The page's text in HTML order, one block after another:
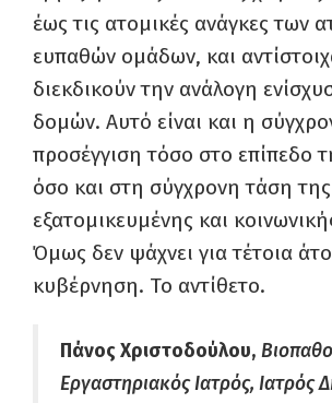
έως τις ατομικές ανάγκες των
ευπαθών ομάδων, και
διεκδικούν την ανάλογη
δομών. Αυτό είναι και η
προσέγγιση τόσο στο επίπεδο
όσο και στη σύγχρονη τάση της
εξατομικευμένης και
Όμως δεν ψάχνει για τέτοια
κυβέρνηση. Το αντίθετο.
Πάνος Χριστοδούλου,
Εργαστηριακός Ιατρός, Ιατρός